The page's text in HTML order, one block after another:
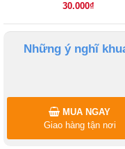
30.000₫
Những ý nghĩ
MUA NGAY
Giao hàng tận nơi